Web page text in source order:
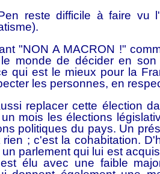
reste difficile à faire vu
"NON A MACRON !"
monde de décider en
qui est le mieux pour la
les personnes, en
replacer cette élection
mois les élections
politiques du pays. Un
rien ; c'est la cohabitation.
parlement qui lui est
élu avec une faible